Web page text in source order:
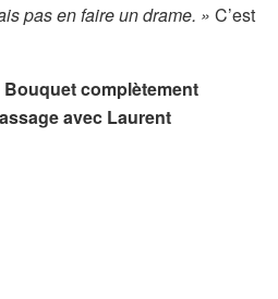
pas en faire un drame. » C’est
Bouquet complètement
avec Laurent